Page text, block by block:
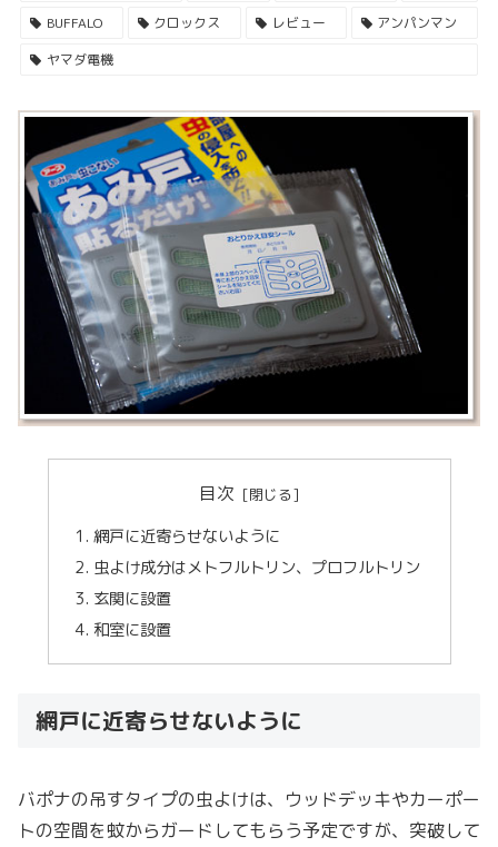
BUFFALO
クロックス レビュー
アンパンマン
ヤマダ電機
目次
網戸に近寄らせないように
虫よけ成分はメトフルトリン、プロフルトリン
玄関に設置
和室に設置
網戸に近寄らせないように
バポナの吊すタイプの虫よけは、ウッドデッキやカーポー
トの空間を蚊からガードしてもらう予定ですが、突破して